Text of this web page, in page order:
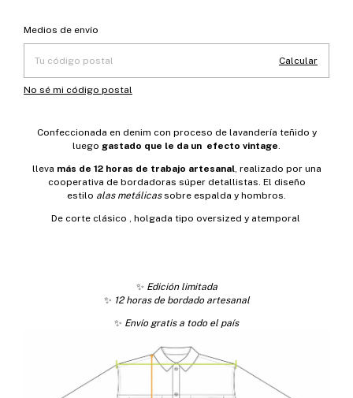
Entregas para el CP:
Medios de envío
Calcular
No sé mi código postal
Confeccionada en denim con proceso de lavandería teñido y
luego gastado que le da un efecto vintage.
lleva más de 12 horas de trabajo artesanal, realizado por una
cooperativa de bordadoras súper detallistas. El diseño
estilo alas metálicassobre espalda y hombros.
De corte clásico , holgada tipo oversized y atemporal
✨ Edición limitada
✨ 12 horas de bordado artesanal
✨ Envío gratis a todo el país